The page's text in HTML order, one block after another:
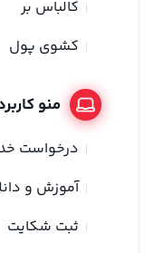
کالباس بر
کشوی پول
منو
درخواست
آموزش و
ثبت شکایت